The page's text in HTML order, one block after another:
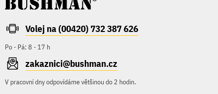
Volej na (00420) 732 387 626
Po - Pá: 8 - 17 h
zakaznici@bushman.cz
V pracovní dny odpovídáme většinou do 2 hodin.